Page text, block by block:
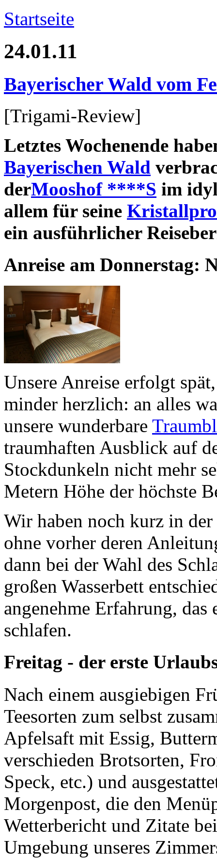
Startseite
24.01.11
Bayerischer Wald vom
[Trigami-Review]
Letztes Wochenende
Bayerischen Wald
derMooshof ****S im
allem für seine
ein ausführlicher
Anreise am Donnerstag:
Unsere Anreise erfolgt
minder herzlich: an alles
unsere wunderbare
traumhaften Ausblick auf
Stockdunkeln nicht mehr
Metern Höhe der höchste
Wir haben noch kurz in
ohne vorher deren
dann bei der Wahl des
großen Wasserbett
angenehme Erfahrung,
schlafen.
Freitag - der erste
Nach einem ausgiebigen
Teesorten zum selbst
Apfelsaft mit Essig,
verschieden Brotsorten,
Speck, etc.) und
Morgenpost, die den
Wetterbericht und Zitate
Umgebung unseres